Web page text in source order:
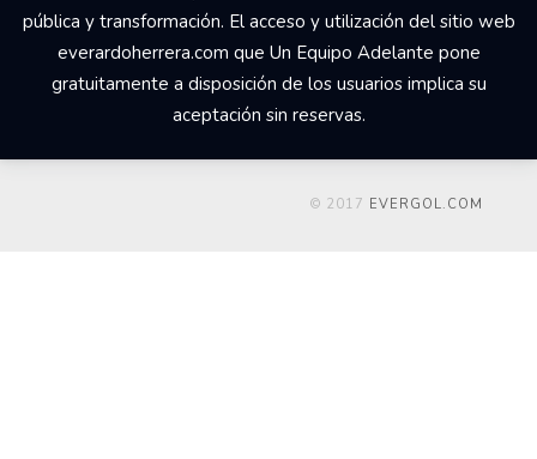
pública y transformación. El acceso y utilización del sitio web
everardoherrera.com que Un Equipo Adelante pone
gratuitamente a disposición de los usuarios implica su
aceptación sin reservas.
© 2017 EVERGOL.COM